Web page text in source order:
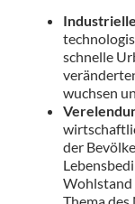
schnelle
wuchsen
der
Wohlstand
Thema des